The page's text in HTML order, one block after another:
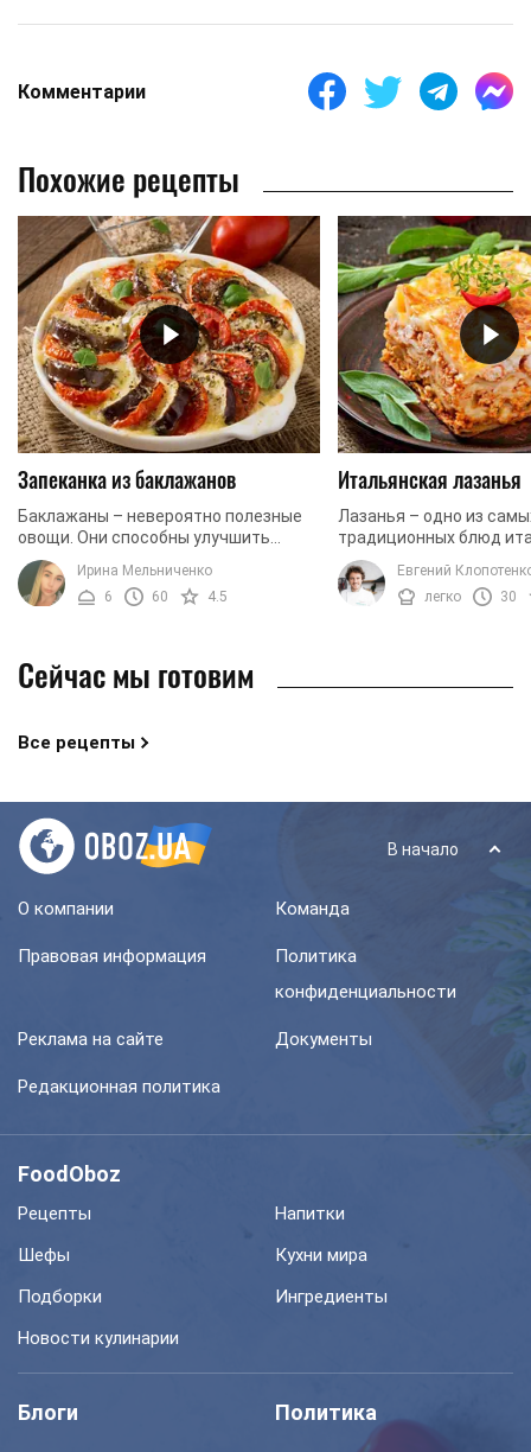
Комментарии
Похожие рецепты
Запеканка из баклажанов
Баклажаны – невероятно полезные
овощи. Они способны улучшить
память, а также служат прекрасным
антиоксидантом. Кроме того,
употребление баклажанов ...
Ирина Мельниченко
6
60 4.5
Итальянская лазанья
Лазанья – одно из
традиционных блюд
кухни. В ее основе
фарш, много сыра и
тесто. Идеальный ...
Евгений
легко
30
Сейчас мы готовим
Все рецепты
В начало
О компании Команда
Правовая информация
Политика
конфиденциальности
Реклама на сайте Документы
Редакционная политика
FoodOboz
Рецепты
Напитки
Шефы
Кухни мира
Подборки
Ингредиенты
Новости кулинарии
Блоги Политика